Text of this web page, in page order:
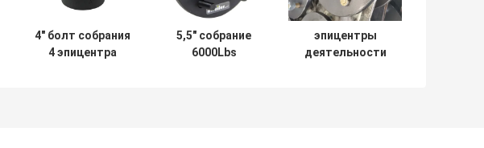
4" болт собрания
4 эпицентра
5,5" собрание
6000Lbs
эпицентры
деятельности